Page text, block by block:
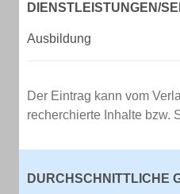
DIENSTLEISTUNGEN/
Ausbildung
Der Eintrag kann vom
recherchierte Inhalte bzw.
DURCHSCHNITTLICHE